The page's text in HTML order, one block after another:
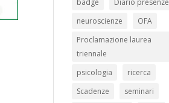
badge
Diario presenze
neuroscienze
OFA
Proclamazione laurea
triennale
psicologia
ricerca
Scadenze
seminari